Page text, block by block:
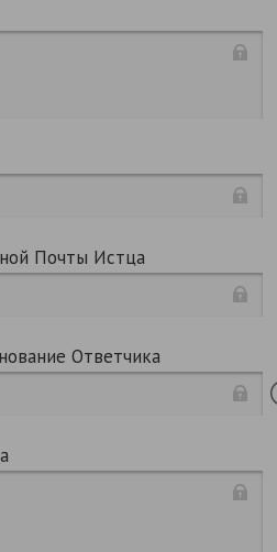
Почты Истца
Ответчика